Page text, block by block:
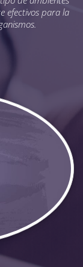
efectivos para la